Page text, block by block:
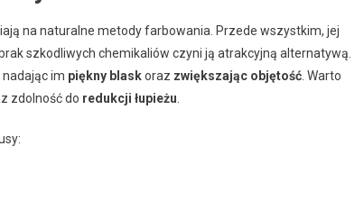
na naturalne metody farbowania. Przede wszystkim, jej
szkodliwych chemikaliów czyni ją atrakcyjną alternatywą.
nadając im piękny blaskoraz zwiększając objętość . Warto
zdolność do redukcji łupieżu